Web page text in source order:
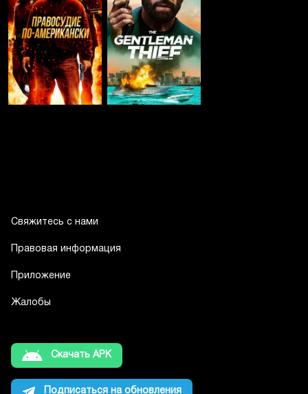
Свяжитесь с нами
Правовая информация
Приложение
Жалобы
Скачать APK
Подписаться на обновления